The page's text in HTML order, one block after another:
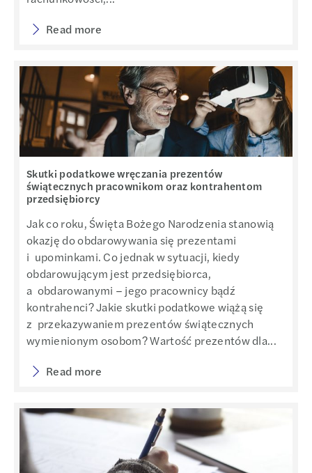
Read more
Skutki podatkowe wręczania prezentów
świątecznych pracownikom oraz kontrahentom
przedsiębiorcy
Jak co roku, Święta Bożego Narodzenia stanowią
okazję do obdarowywania się prezentami
i upominkami. Co jednak w sytuacji, kiedy
obdarowującym jest przedsiębiorca,
a obdarowanymi – jego pracownicy bądź
kontrahenci? Jakie skutki podatkowe wiążą się
z przekazywaniem prezentów świątecznych
wymienionym osobom? Wartość prezentów dla...
Read more